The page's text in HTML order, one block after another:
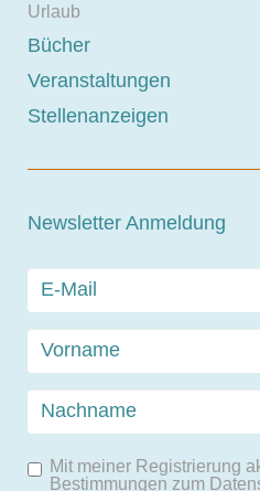
Urlaub
Bücher
Veranstaltungen
Stellenanzeigen
Newsletter Anmeldung
Mit meiner Registrierung
Bestimmungen zum